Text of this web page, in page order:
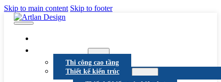
Skip to main content Skip to footer
Thi công cao tầng
Thiết kế kiến trúc